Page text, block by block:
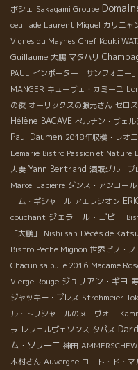
ボシェ Sakagami Groupe
oeuillade Laurent Miquel カリニャ
Vignes du Maynes Chef Kouki
Guillaume 大鵬 マタハリ
PAUL インポーター「サンフォニー
MANGER キューヴェ・カミーユ
の夜 オーリックスの藤元さん セロ
Hélène BACAVE ぺルナン・ヴェ
Paul Daumen 2018年収穫・レオ
Lemarié Bistro Passion et Nature
夫妻 Yann Bertrand 酒販グループ
Marcel Lapierre ダンス・アンコール
ーム・ギシャール アエラシオン
couchant ジェラール・ゴビー
「大鵬」
Nishi san Décès de
Bistro Peche Mignon 世界ピノ・
Chacun sa bulle 2016 Madame
Vierge Rouge ジュリアン・ギヨ
ジャッキー・プレス Strohmeier
ル・トリシャールのヌーヴォー
ラ レフェルヴェソンス タパス
ム・ソリーニ 神田
木村さん Auvergne コート・ド・マ